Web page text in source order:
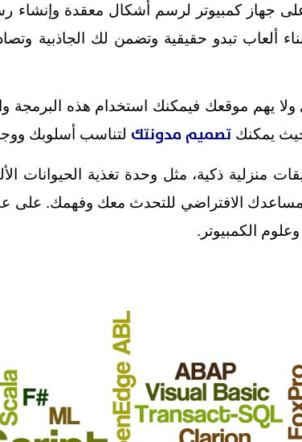
جهاز كمبيوتر لرسم أشكال معقدة وإنشاء
ألعاب تبدو حقيقية وتضمن لك الجاذبية
يهم موقعك فيمكنك استخدام هذه البرمجة
يمكنك تصميم مدونتك لتناسب أسلوبك
منزلية ذكية، مثل وحدة تغذية الحيوانات
مساعدك الافتراضي للتحدث معك وفهمك. على
الكمبيوتر.